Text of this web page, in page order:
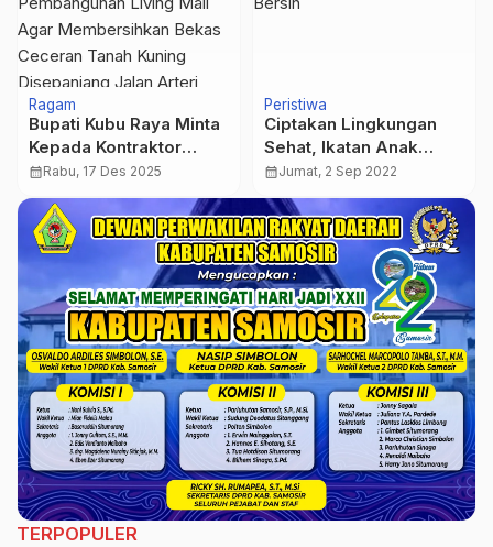
Ragam
Bupati Kubu Raya Minta
Kepada Kontraktor
Penimbunan Tanah
Living Mall Agar
Membersihkan Bekas
Ceceran Tanah Kuning
Disepanjang Jalan
Arteri Supadio
calendar_monthRabu, 17 Des 2025
Peristiwa
Ciptakan Lingkungan
Sehat, Ikatan Anak
Siborong-borong Bhakti
calendar_monthJumat, 2 Sep 2022
TERPOPULER